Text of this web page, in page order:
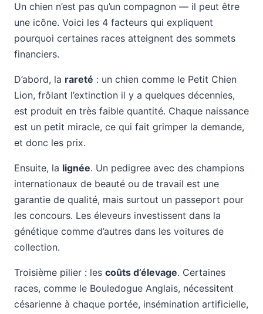
Un chien n’est pas qu’un compagnon — il peut être
une icône. Voici les 4 facteurs qui expliquent
pourquoi certaines races atteignent des sommets
financiers.
D’abord, la rareté : un chien comme le Petit Chien
Lion, frôlant l’extinction il y a quelques décennies,
est produit en très faible quantité. Chaque naissance
est un petit miracle, ce qui fait grimper la demande,
et donc les prix.
Ensuite, la lignée. Un pedigree avec des champions
internationaux de beauté ou de travail est une
garantie de qualité, mais surtout un passeport pour
les concours. Les éleveurs investissent dans la
génétique comme d’autres dans les voitures de
collection.
Troisième pilier : les coûts d’élevage. Certaines
races, comme le Bouledogue Anglais, nécessitent
césarienne à chaque portée, insémination artificielle,